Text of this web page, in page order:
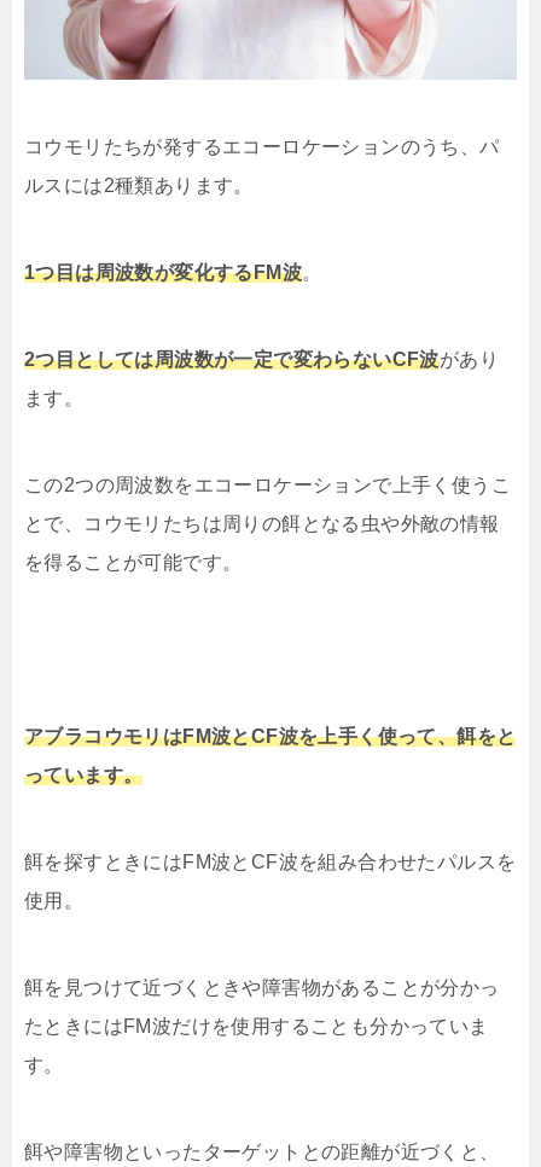
コウモリたちが発するエコーロケーションのうち、パ
ルスには2種類あります。
1つ目は周波数が変化するFM波。
2つ目としては周波数が一定で変わらないCF波があり
ます。
この2つの周波数をエコーロケーションで上手く使うこ
とで、コウモリたちは周りの餌となる虫や外敵の情報
を得ることが可能です。
アブラコウモリはFM波とCF波を上手く使って、餌をと
っています。
餌を探すときにはFM波とCF波を組み合わせたパルスを
使用。
餌を見つけて近づくときや障害物があることが分かっ
たときにはFM波だけを使用することも分かっていま
す。
餌や障害物といったターゲットとの距離が近づくと、